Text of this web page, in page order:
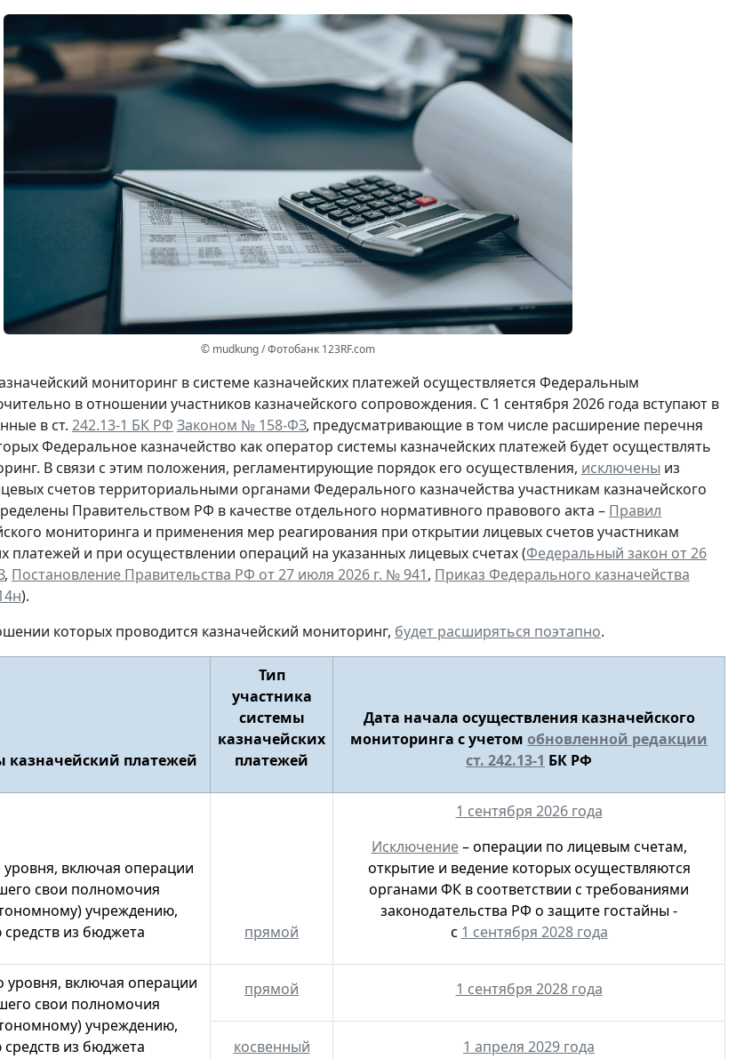
© mudkung / Фотобанк 123RF.com
мониторинг в системе казначейских платежей осуществляется Федеральным
в отношении участников казначейского сопровождения. С 1 сентября 2026 года вступают в
в ст. 242.13-1 БК РФ Законом № 158-ФЗ, предусматривающие в том числе расширение перечня
Федеральное казначейство как оператор системы казначейских платежей будет осуществлять
В связи с этим положения, регламентирующие порядок его осуществления, исключены из
счетов территориальными органами Федерального казначейства участникам казначейского
Правительством РФ в качестве отдельного нормативного правового акта – Правил
мониторинга и применения мер реагирования при открытии лицевых счетов участникам
платежей и при осуществлении операций на указанных лицевых счетах (Федеральный закон от 26
, Постановление Правительства РФ от 27 июля 2026 г. № 941, Приказ Федерального казначейства
).
которых проводится казначейский мониторинг, будет расширяться поэтапно.
казначейский платежей
Тип
участника
системы
казначейских
платежей
Дата начала осуществления казначейского
мониторинга с учетом обновленной редакции
ст. 242.13-1 БК РФ
включая операции
свои полномочия
учреждению,
из бюджета
прямой
1 сентября 2026 года
Исключение– операции по лицевым счетам,
открытие и ведение которых осуществляются
органами ФК в соответствии с требованиями
законодательства РФ о защите гостайны -
с 1 сентября 2028 года
уровня, включая операции
свои полномочия
учреждению,
из бюджета
прямой 1 сентября 2028 года
косвенный 1 апреля 2029 года